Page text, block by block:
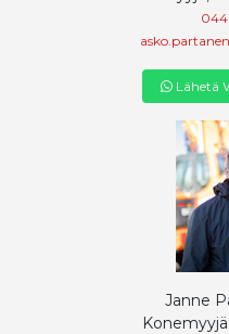
044
Lähetä
Janne